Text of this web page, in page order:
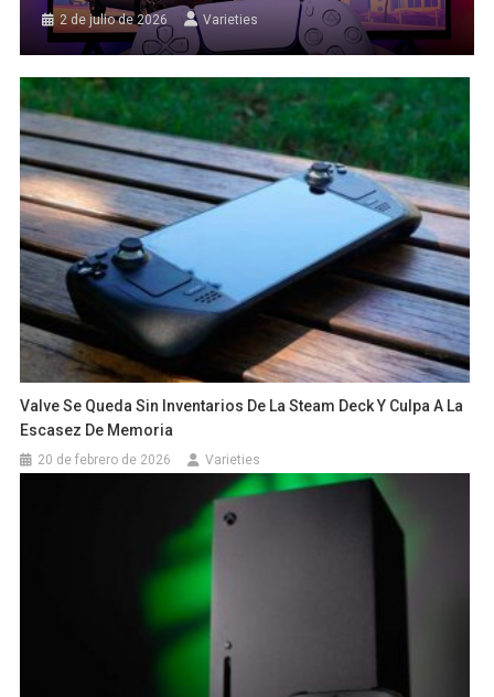
2 de julio de 2026 Varieties
Valve Se Queda Sin Inventarios De La Steam Deck Y Culpa A La
Escasez De Memoria
20 de febrero de 2026 Varieties